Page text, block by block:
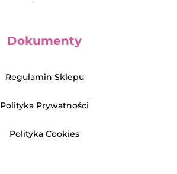
Dokumenty
Regulamin Sklepu
Polityka Prywatności
Polityka Cookies